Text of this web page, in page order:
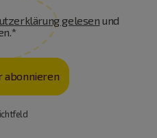
gelesen und
abonnieren